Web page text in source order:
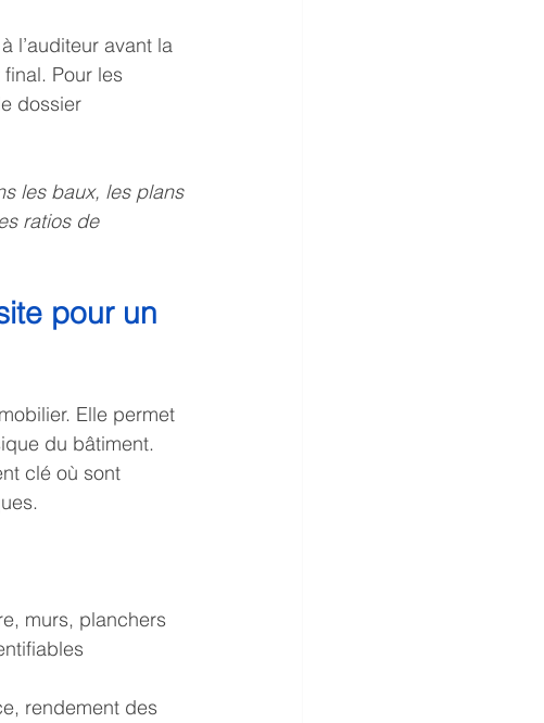
l’auditeur avant la
Pour les
dossier
les baux, les plans
ratios de
pour un
Elle permet
du bâtiment.
clé où sont
murs, planchers
rendement des